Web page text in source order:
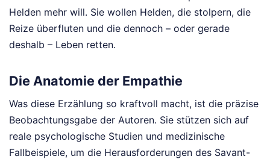
Helden mehr will. Sie wollen Helden, die stolpern, die
Reize überfluten und die dennoch – oder gerade
deshalb – Leben retten.
Die Anatomie der Empathie
Was diese Erzählung so kraftvoll macht, ist die präzise
Beobachtungsgabe der Autoren. Sie stützen sich auf
reale psychologische Studien und medizinische
Fallbeispiele, um die Herausforderungen des Savant-